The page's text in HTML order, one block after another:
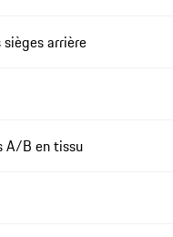
arrière
A/B en tissu